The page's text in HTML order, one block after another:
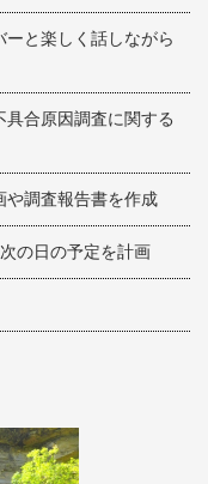
と楽しく話しながら
合原因調査に関する
や調査報告書を作成
の日の予定を計画